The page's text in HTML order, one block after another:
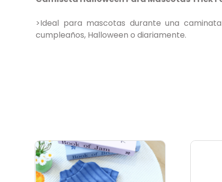
>Ideal para mascotas durante una
cumpleaños, Halloween o diariamente.